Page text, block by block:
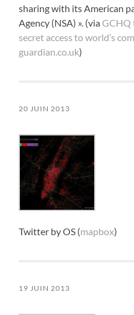
sharing with its American
Agency (NSA) ». (viaGCHQ
secret access to world’s
guardian.co.uk)
20 JUIN 2013
Twitter by OS (mapbox)
19 JUIN 2013